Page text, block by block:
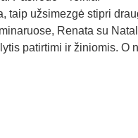
taip užsimezgė stipri
Renata su
patirtimi ir žiniomis. O